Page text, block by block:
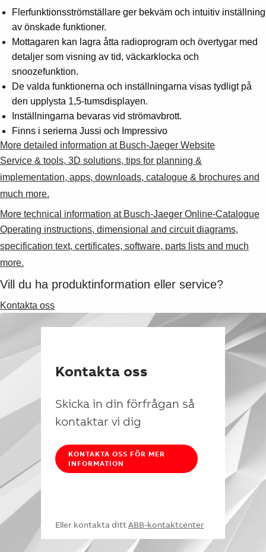
Flerfunktionsströmställare ger bekväm och intuitiv inställning
av önskade funktioner.
Mottagaren kan lagra åtta radioprogram och övertygar med
detaljer som visning av tid, väckarklocka och
snoozefunktion.
De valda funktionerna och inställningarna visas tydligt på
den upplysta 1,5-tumsdisplayen.
Inställningarna bevaras vid strömavbrott.
Finns i serierna Jussi och Impressivo
More detailed information at Busch-Jaeger Website
Service & tools, 3D solutions, tips for planning &
implementation, apps, downloads, catalogue & brochures and
much more.
More technical information at Busch-Jaeger Online-Catalogue
Operating instructions, dimensional and circuit diagrams,
specification text, certificates, software, parts lists and much
more.
Vill du ha produktinformation eller service?
Kontakta oss
Kontakta oss
Skicka in din förfrågan så
kontaktar vi dig
KONTAKTA OSS FÖR MER
INFORMATION
Eller kontakta dittABB-kontaktcenter